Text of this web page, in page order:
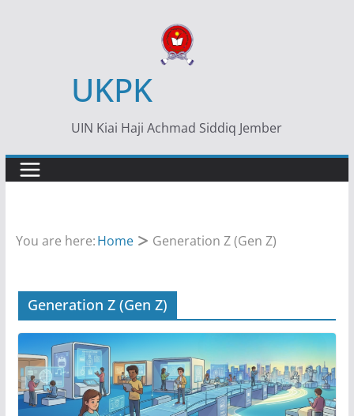
UKPK
UIN Kiai Haji Achmad Siddiq Jember
You are here:Home Generation Z (Gen Z)
Generation Z (Gen Z)